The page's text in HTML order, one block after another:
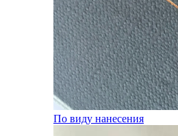
По виду нанесения